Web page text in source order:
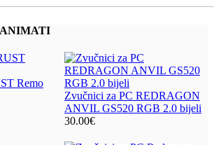
Remo
Zvučnici za PC REDRAGON
ANVIL GS520 RGB 2.0 bijeli
30.00€